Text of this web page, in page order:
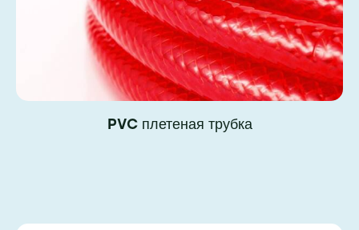
PVC плетеная трубка